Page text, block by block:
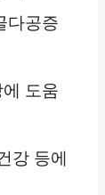
다공증
도움
강 등에